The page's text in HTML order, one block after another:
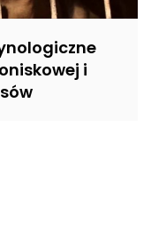
i